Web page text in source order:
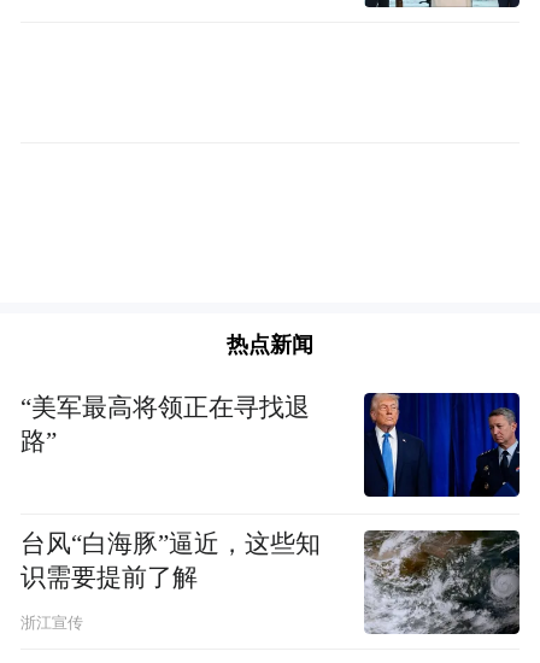
克/升之间的居多，有一名幼儿为528微克/
为100微克/升以下。
值得注意的是，多名家长表示，在西安就医
知，孩子的血铅检查结果正常，但均未看到
热点新闻
“美军最高将领正在寻找退
路”
台风“白海豚”逼近，这些知
识需要提前了解
浙江宣传